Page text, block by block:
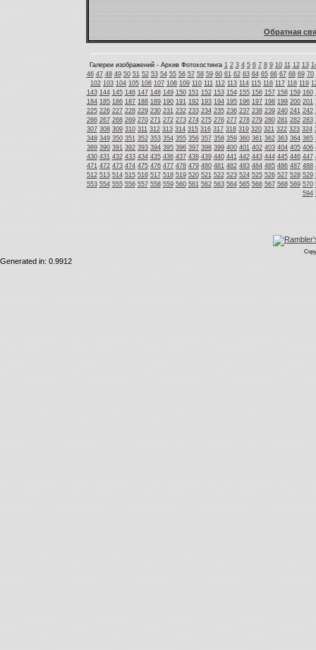
Обратная
Галереи изображений - Архив Фотохостинга 1 2 3 4 5 6 7 8 9 10 11 12 13
46 47 48 49 50 51 52 53 54 55 56 57 58 59 60 61 62 63 64 65 66 67 68 69 70
102 103 104 105 106 107 108 109 110 111 112 113 114 115 116 117 118 119
143 144 145 146 147 148 149 150 151 152 153 154 155 156 157 158 159 160
184 185 186 187 188 189 190 191 192 193 194 195 196 197 198 199 200 201
225 226 227 228 229 230 231 232 233 234 235 236 237 238 239 240 241 242
266 267 268 269 270 271 272 273 274 275 276 277 278 279 280 281 282 283
307 308 309 310 311 312 313 314 315 316 317 318 319 320 321 322 323 324
348 349 350 351 352 353 354 355 356 357 358 359 360 361 362 363 364 365
389 390 391 392 393 394 395 396 397 398 399 400 401 402 403 404 405 406
430 431 432 433 434 435 436 437 438 439 440 441 442 443 444 445 446 447
471 472 473 474 475 476 477 478 479 480 481 482 483 484 485 486 487 488
512 513 514 515 516 517 518 519 520 521 522 523 524 525 526 527 528 529
553 554 555 556 557 558 559 560 561 562 563 564 565 566 567 568 569 570
594
Generated in: 0.9912